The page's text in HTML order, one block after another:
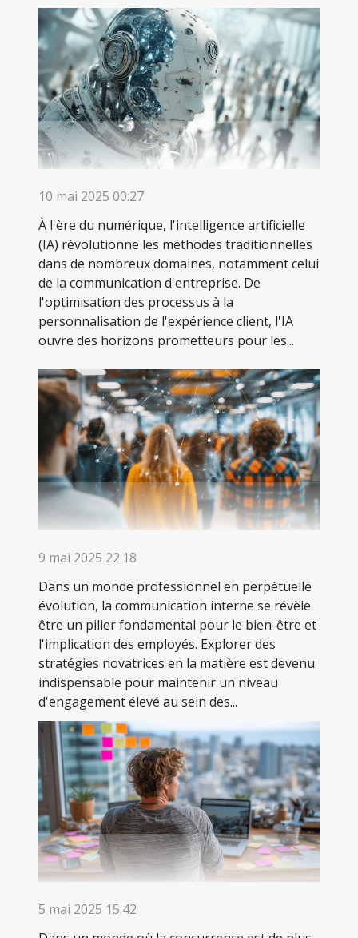
10 mai 2025 00:27
À l'ère du numérique, l'intelligence artificielle
(IA) révolutionne les méthodes traditionnelles
dans de nombreux domaines, notamment celui
de la communication d'entreprise. De
l'optimisation des processus à la
personnalisation de l'expérience client, l'IA
ouvre des horizons prometteurs pour les...
9 mai 2025 22:18
Dans un monde professionnel en perpétuelle
évolution, la communication interne se révèle
être un pilier fondamental pour le bien-être et
l'implication des employés. Explorer des
stratégies novatrices en la matière est devenu
indispensable pour maintenir un niveau
d'engagement élevé au sein des...
5 mai 2025 15:42